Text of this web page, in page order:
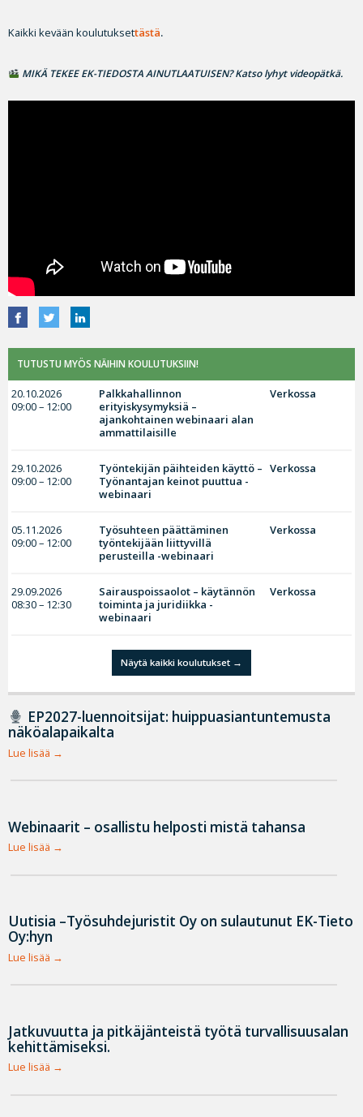
Kaikki kevään koulutuksettästä.
MIKÄ TEKEE EK-TIEDOSTA AINUTLAATUISEN? Katso lyhyt videopätkä.
TUTUSTU MYÖS NÄIHIN KOULUTUKSIIN!
20.10.2026
09:00 – 12:00
Palkkahallinnon
erityiskysymyksiä –
ajankohtainen webinaari alan
ammattilaisille
Verkossa
29.10.2026
09:00 – 12:00
Työntekijän päihteiden käyttö –
Työnantajan keinot puuttua -
webinaari
Verkossa
05.11.2026
09:00 – 12:00
Työsuhteen päättäminen
työntekijään liittyvillä
perusteilla -webinaari
Verkossa
29.09.2026
08:30 – 12:30
Sairauspoissaolot – käytännön
toiminta ja juridiikka -
webinaari
Verkossa
Näytä kaikki koulutukset
EP2027-luennoitsijat: huippuasiantuntemusta
näköalapaikalta
Lue lisää
Webinaarit – osallistu helposti mistä tahansa
Lue lisää
Uutisia –Työsuhdejuristit Oy on sulautunut EK-Tieto
Oy:hyn
Lue lisää
Jatkuvuutta ja pitkäjänteistä työtä turvallisuusalan
kehittämiseksi.
Lue lisää